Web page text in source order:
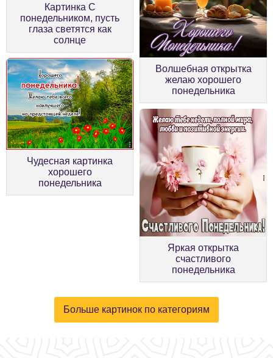
Картинка С
понедельником, пусть
глаза светятся как
солнце
Волшебная открытка
желаю хорошего
понедельника
Чудесная картинка
хорошего
понедельника
Яркая открытка
счастливого
понедельника
Больше картинок по категориям